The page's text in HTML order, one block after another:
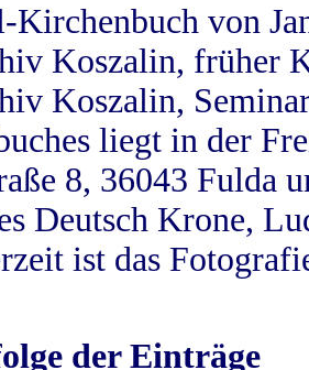
Kirchenbuch von
Koszalin, früher
Koszalin,
liegt in der
8, 36043 Fulda
Deutsch Krone,
ist das
der Einträge